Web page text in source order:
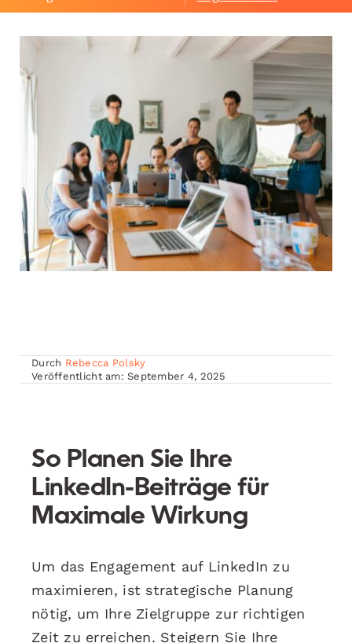
Durch Rebecca Polsky
Veröffentlicht am: September 4, 2025
So Planen Sie Ihre
LinkedIn-Beiträge für
Maximale Wirkung
Um das Engagement auf LinkedIn zu
maximieren, ist strategische Planung
nötig, um Ihre Zielgruppe zur richtigen
Zeit zu erreichen. Steigern Sie Ihre